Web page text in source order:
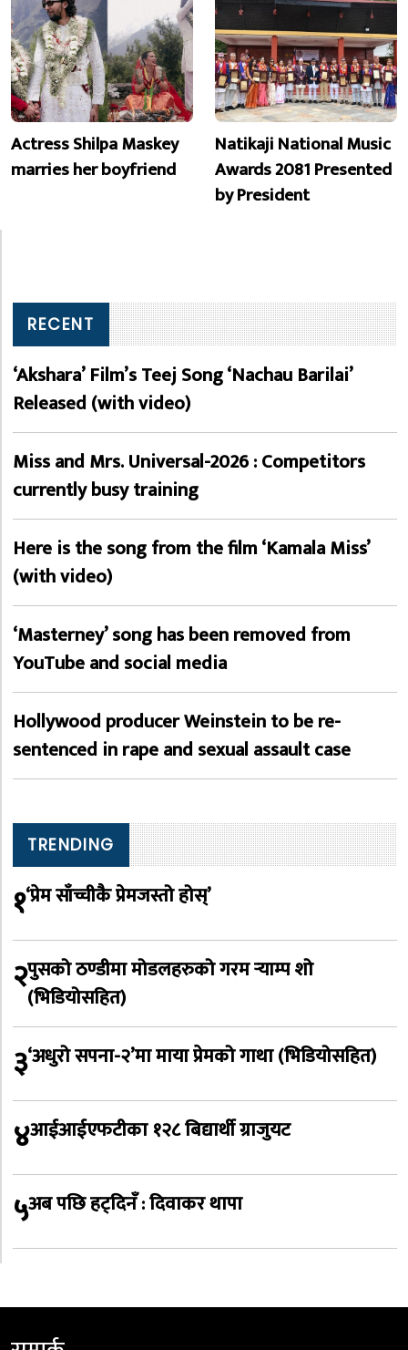
Actress Shilpa Maskey
marries her boyfriend
Natikaji National Music
Awards 2081 Presented
by President
RECENT
‘Akshara’ Film’s Teej Song ‘Nachau Barilai’
Released (with video)
Miss and Mrs. Universal-2026 : Competitors
currently busy training
Here is the song from the film ‘Kamala Miss’
(with video)
‘Masterney’ song has been removed from
YouTube and social media
Hollywood producer Weinstein to be re-
sentenced in rape and sexual assault case
TRENDING
१‘प्रेम साँच्चीकै प्रेमजस्तो होस्’
२पुसको ठण्डीमा मोडलहरुको गरम र्‍याम्प शो
(भिडियोसहित)
३‘अधुरो सपना-२’मा माया प्रेमको गाथा (भिडियोसहित)
४आईआईएफटीका १२८ बिद्यार्थी ग्राजुयट
५अब पछि हट्दिनँ : दिवाकर थापा